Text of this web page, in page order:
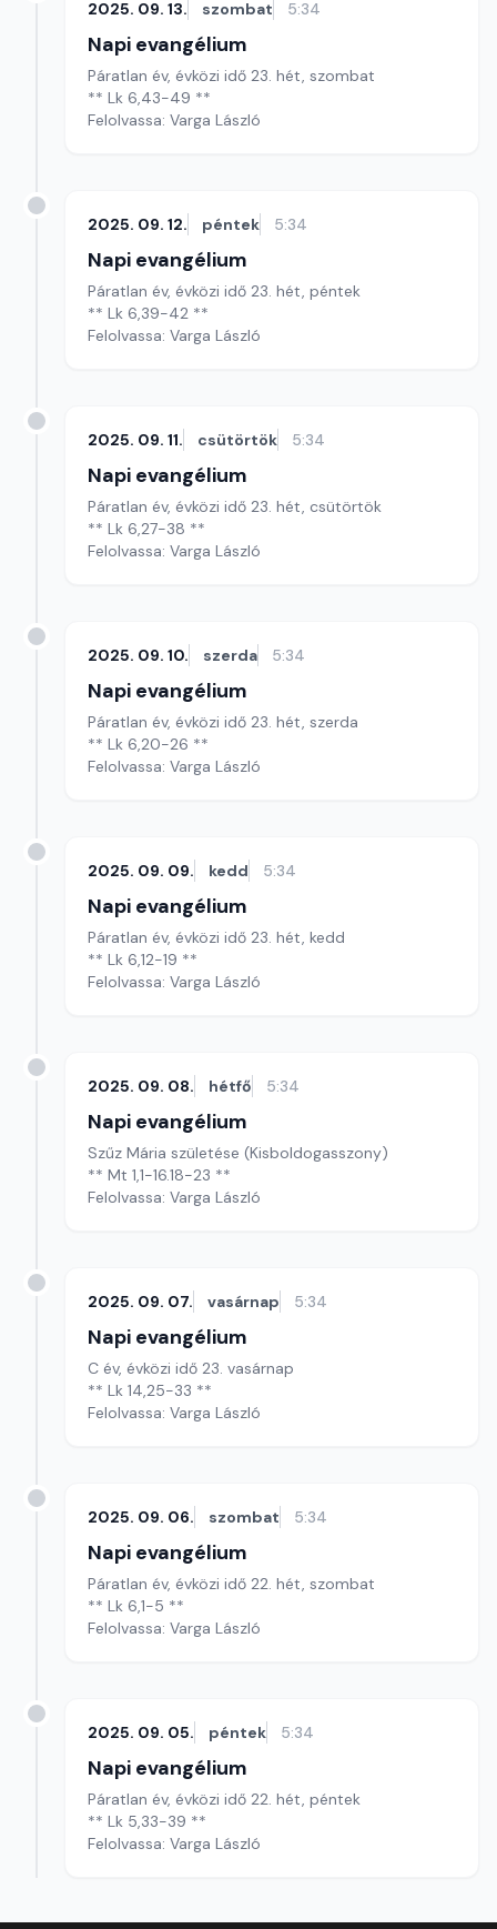
2025. 09. 13. szombat 5:34
Napi evangélium
Páratlan év, évközi idő 23. hét, szombat
** Lk 6,43-49 **
Felolvassa: Varga László
2025. 09. 12. péntek 5:34
Napi evangélium
Páratlan év, évközi idő 23. hét, péntek
** Lk 6,39-42 **
Felolvassa: Varga László
2025. 09. 11. csütörtök 5:34
Napi evangélium
Páratlan év, évközi idő 23. hét, csütörtök
** Lk 6,27-38 **
Felolvassa: Varga László
2025. 09. 10. szerda 5:34
Napi evangélium
Páratlan év, évközi idő 23. hét, szerda
** Lk 6,20-26 **
Felolvassa: Varga László
2025. 09. 09. kedd 5:34
Napi evangélium
Páratlan év, évközi idő 23. hét, kedd
** Lk 6,12-19 **
Felolvassa: Varga László
2025. 09. 08. hétfő 5:34
Napi evangélium
Szűz Mária születése (Kisboldogasszony)
** Mt 1,1-16.18-23 **
Felolvassa: Varga László
2025. 09. 07. vasárnap 5:34
Napi evangélium
C év, évközi idő 23. vasárnap
** Lk 14,25-33 **
Felolvassa: Varga László
2025. 09. 06. szombat 5:34
Napi evangélium
Páratlan év, évközi idő 22. hét, szombat
** Lk 6,1-5 **
Felolvassa: Varga László
2025. 09. 05. péntek 5:34
Napi evangélium
Páratlan év, évközi idő 22. hét, péntek
** Lk 5,33-39 **
Felolvassa: Varga László